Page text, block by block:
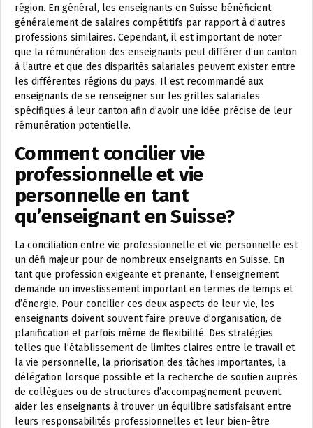
région. En général, les enseignants en Suisse bénéficient
généralement de salaires compétitifs par rapport à d’autres
professions similaires. Cependant, il est important de noter
que la rémunération des enseignants peut différer d’un canton
à l’autre et que des disparités salariales peuvent exister entre
les différentes régions du pays. Il est recommandé aux
enseignants de se renseigner sur les grilles salariales
spécifiques à leur canton afin d’avoir une idée précise de leur
rémunération potentielle.
Comment concilier vie
professionnelle et vie
personnelle en tant
qu’enseignant en Suisse?
La conciliation entre vie professionnelle et vie personnelle est
un défi majeur pour de nombreux enseignants en Suisse. En
tant que profession exigeante et prenante, l’enseignement
demande un investissement important en termes de temps et
d’énergie. Pour concilier ces deux aspects de leur vie, les
enseignants doivent souvent faire preuve d’organisation, de
planification et parfois même de flexibilité. Des stratégies
telles que l’établissement de limites claires entre le travail et
la vie personnelle, la priorisation des tâches importantes, la
délégation lorsque possible et la recherche de soutien auprès
de collègues ou de structures d’accompagnement peuvent
aider les enseignants à trouver un équilibre satisfaisant entre
leurs responsabilités professionnelles et leur bien-être